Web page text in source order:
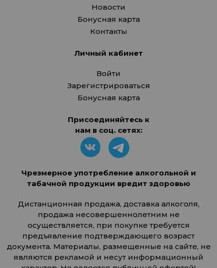
Новости
Бонусная карта
Контакты
Личный кабинет
Войти
Зарегистрироваться
Бонусная карта
Присоединяйтесь к
нам в соц. сетях:
Чрезмерное употребление алкогольной и
табачной продукции вредит здоровью
Дистанционная продажа, доставка алкоголя,
продажа несовершеннолетним не
осуществляется, при покупке требуется
предъявление подтверждающего возраст
документа. Материалы, размещенные на сайте, не
являются рекламой и несут информационный